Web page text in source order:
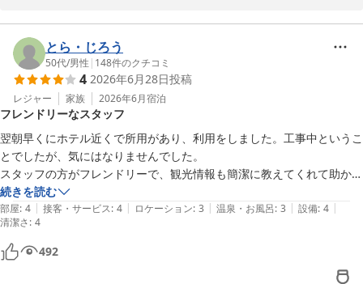
げます。
お客様からのお褒めのお言葉はスタッフにとって何よりの励みとな
ります。
今後も、お客様から同様のお言葉を頂戴出来るよう尽力して参りま
す。
また機会がございましたら是非当館のご利用をお願いいたします。
この度はお忙しい中ご投稿を頂きまして誠に有難うございました。
横浜マンダリンホテル
フロント
横浜マンダリンホテル
とら・じろう
50代/男性 | 148件のクチコミ
4 2026年6月28日投稿
レジャー 家族 2026年6月宿泊
フレンドリーなスタッフ
翌朝早くにホテル近くで所用があり、利用をしました。工事中というこ
とでしたが、気にはなりませんでした。
スタッフの方がフレンドリーで、観光情報も簡潔に教えてくれて助かり
ました。バスなどの１日券も購入できます。駅からは少し歩きます。バ
スも通っているようですが、乗るほどの距離かといわれると微妙でしょ
うか。
続きを読む
部屋: 4 | 接客・サービス: 4 | ロケーション: 3 | 温泉・お風呂: 3 | 設備: 4 |
清潔さ: 4
492